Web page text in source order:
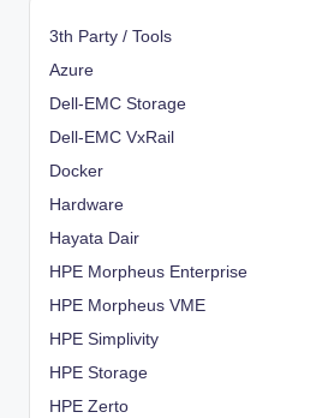
3th Party / Tools
Azure
Dell-EMC Storage
Dell-EMC VxRail
Docker
Hardware
Hayata Dair
HPE Morpheus Enterprise
HPE Morpheus VME
HPE Simplivity
HPE Storage
HPE Zerto